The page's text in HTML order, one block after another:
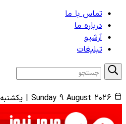
تماس با ما
درباره ما
آرشیو
تبلیغات
Sunday 9 August 2026
| یکشنبه ۱۸ مرداد ۱۴۰۵